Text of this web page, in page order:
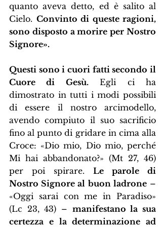
quanto aveva detto, ed è salito al
Cielo. Convinto di queste ragioni,
sono disposto a morire per Nostro
Signore».
Questi sono i cuori fatti secondo il
Cuore di Gesù. Egli ci ha
dimostrato in tutti i modi possibili
di essere il nostro arcimodello,
avendo compiuto il suo sacrificio
fino al punto di gridare in cima alla
Croce: «Dio mio, Dio mio, perché
Mi hai abbandonato?» (Mt 27, 46)
per poi spirare. Le parole di
Nostro Signore al buon ladrone –
«Oggi sarai con me in Paradiso»
(Lc 23, 43) – manifestano la sua
certezza e la determinazione ad